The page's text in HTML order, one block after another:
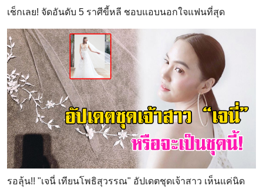
เช็กเลย! จัดอันดับ 5 ราศีขี้หลี ชอบแอบนอกใจแฟนที่สุด
รอลุ้น!! "เจนี่ เทียนโพธิสุวรรณ" อัปเดตชุดเจ้าสาว เห็นแค่นิด